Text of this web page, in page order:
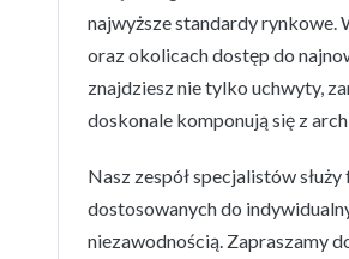
najwyższe standardy rynkowe.
oraz okolicach dostęp do
znajdziesz nie tylko uchwyty,
doskonale komponują się z
Nasz zespół specjalistów
dostosowanych do
niezawodnością. Zapraszamy